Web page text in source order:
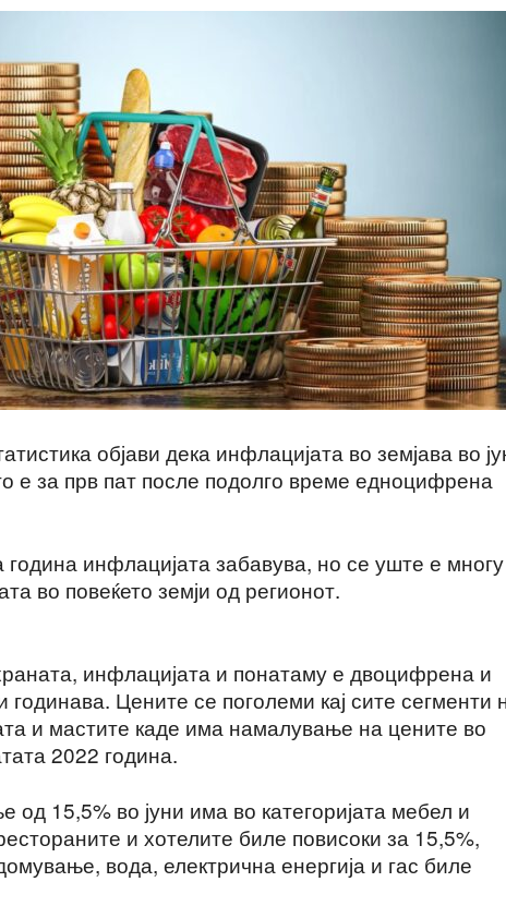
објави дека инфлацијата во земјава во
е за прв пат после подолго време едноцифрена
инфлацијата забавува, но се уште е многу
во повеќето земји од регионот.
инфлацијата и понатаму е двоцифрена и
годинава. Цените се поголеми кај сите сегменти
и мастите каде има намалување на цените во
2022 година.
од 15,5% во јуни има во категоријата мебел и
и хотелите биле повисоки за 15,5%,
вода, електрична енергија и гас биле